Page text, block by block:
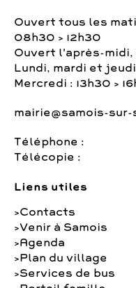
Ouvert tous les
08h30 > 12h30
Ouvert l'après-midi,
Lundi, mardi et jeudi
Mercredi : 13h30 >
mairie@samois-
Téléphone :
Télécopie :
Liens utiles
Contacts
Venir à Samois
Agenda
Plan du village
Services de bus